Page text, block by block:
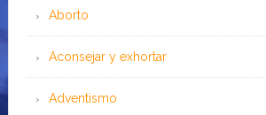
Aborto
Aconsejar y exhortar
Adventismo